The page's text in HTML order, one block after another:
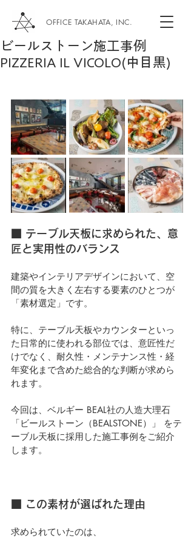
OFFICE TAKAHATA, INC.
ビールストーン施工事例
PIZZERIA IL VICOLO(中目黒)
■ テーブル天板に求められた、意
匠と実用性のバランス
建築やインテリアデザインにおいて、空
間の質を大きく左右する要素のひとつが
「素材選定」です。
特に、テーブル天板やカウンターといっ
た日常的に使われる部位では、意匠性だ
けでなく、耐久性・メンテナンス性・経
年変化まで含めた総合的な判断が求めら
れます。
今回は、ベルギー BEAL社の人造大理石
「ビールストーン（BEALSTONE）」 をテ
ーブル天板に採用した施工事例をご紹介
します。
■ この素材が選ばれた理由
求められていたのは、